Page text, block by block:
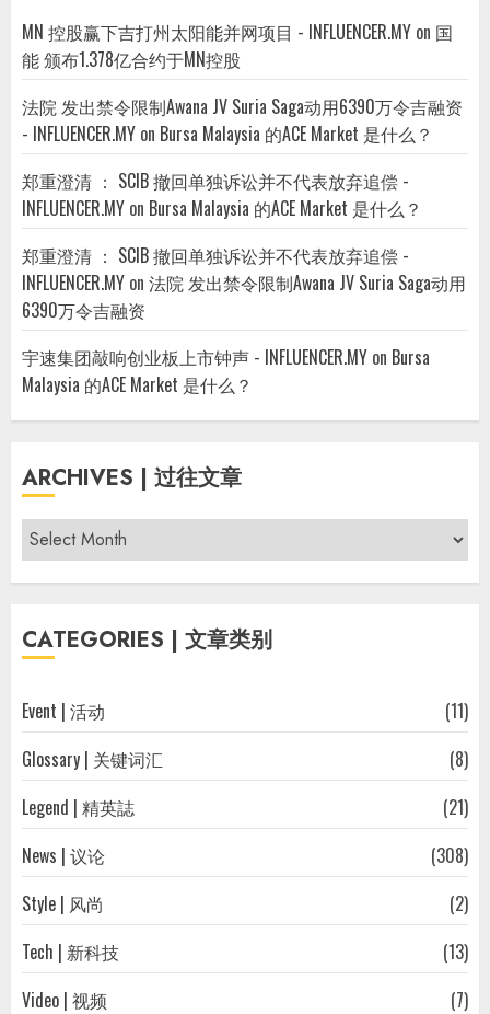
MN 控股赢下吉打州太阳能并网项目 - INFLUENCER.MY on 国
能 颁布1.378亿合约于MN控股
法院 发出禁令限制Awana JV Suria Saga动用6390万令吉融资
- INFLUENCER.MY on Bursa Malaysia 的ACE Market 是什么？
郑重澄清 ： SCIB 撤回单独诉讼并不代表放弃追偿 -
INFLUENCER.MY on Bursa Malaysia 的ACE Market 是什么？
郑重澄清 ： SCIB 撤回单独诉讼并不代表放弃追偿 -
INFLUENCER.MY on 法院 发出禁令限制Awana JV Suria Saga动用
6390万令吉融资
宇速集团敲响创业板上市钟声 - INFLUENCER.MY on Bursa
Malaysia 的ACE Market 是什么？
ARCHIVES | 过往文章
Archives
|
过
文
CATEGORIES | 文章类别
Event | 活动
(11)
Glossary | 关键词汇
(8)
Legend | 精英誌
(21)
News | 议论
(308)
Style | 风尚
(2)
Tech | 新科技
(13)
Video | 视频
(7)